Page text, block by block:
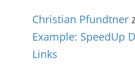
Christian Pfundtner
Example: SpeedUp
Links